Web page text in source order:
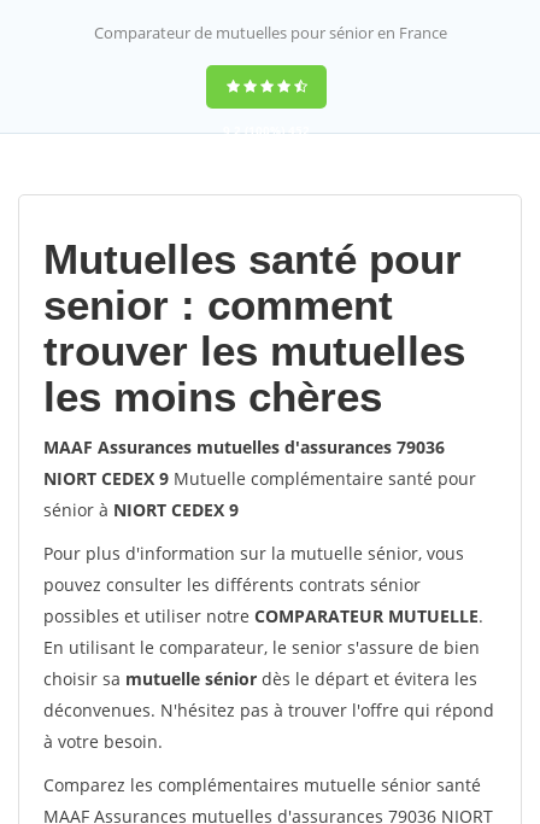
Comparateur de mutuelles pour sénior en France
9,2(100%)452
Mutuelles santé pour
senior : comment
trouver les mutuelles
les moins chères
MAAF Assurances mutuelles d'assurances 79036
NIORT CEDEX 9 Mutuelle complémentaire santé pour
sénior à NIORT CEDEX 9
Pour plus d'information sur la mutuelle sénior, vous
pouvez consulter les différents contrats sénior
possibles et utiliser notre COMPARATEUR MUTUELLE.
En utilisant le comparateur, le senior s'assure de bien
choisir sa mutuelle sénior dès le départ et évitera les
déconvenues. N'hésitez pas à trouver l'offre qui répond
à votre besoin.
Comparez les complémentaires mutuelle sénior santé
MAAF Assurances mutuelles d'assurances 79036 NIORT